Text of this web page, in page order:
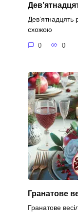
Дев’ятнадцять
схожою
0 0
Гранатове
Гранатове